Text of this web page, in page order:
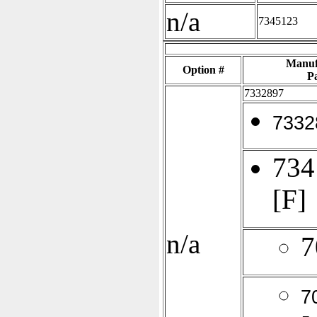
n/a
7345123
Option #
n/a
7332897
[F]